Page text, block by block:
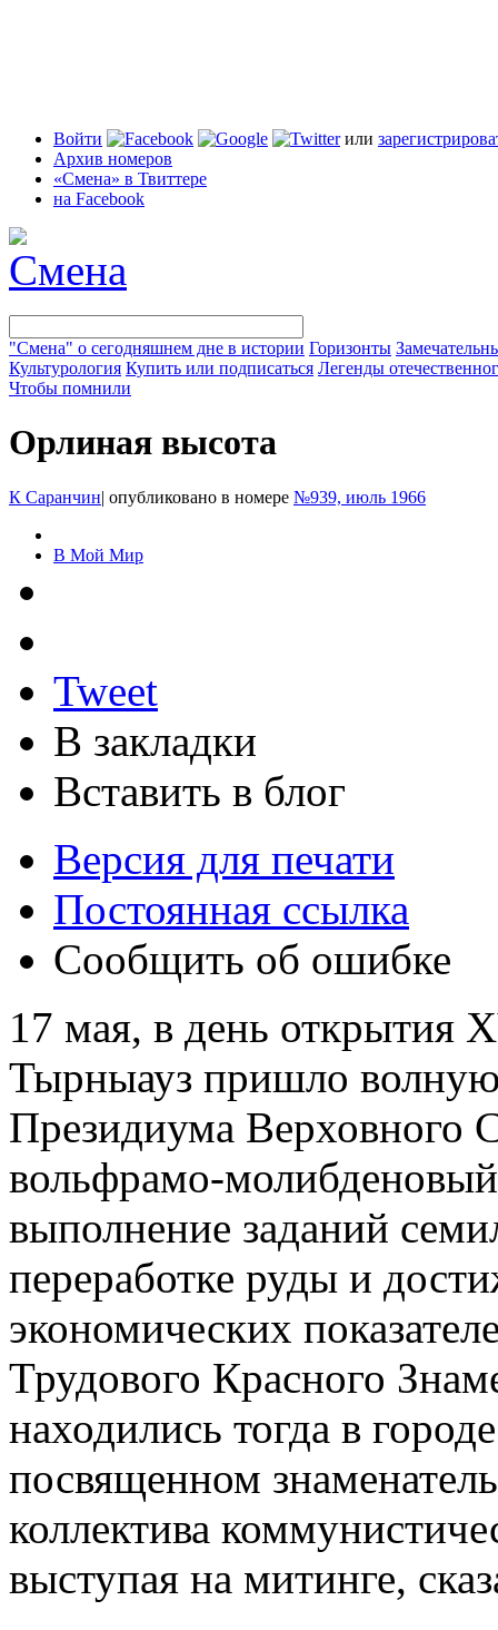
Войти или
Архив номеров
«Смена» в Твиттере
на Facebook
"Смена" о сегодняшнем дне в истории Горизонты
Культурология Купить или подписаться Легенды
Чтобы помнили
Орлиная высота
К Саранчин| опубликовано в номере №939, июль 1966
В Мой Мир
Tweet
В закладки
Вставить в блог
Версия для печати
Постоянная ссылка
Сообщить об ошибке
17 мая, в день открытия
Тырныауз пришло
Президиума Верховного
вольфрамо-
выполнение заданий
переработке руды и
экономических
Трудового Красного
находились тогда в
посвященном
коллектива
выступая на митинге,